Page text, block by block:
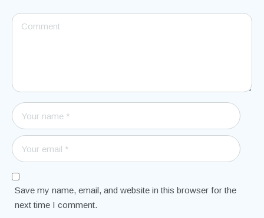
Save my name, email, and website in this browser for the
next time I comment.